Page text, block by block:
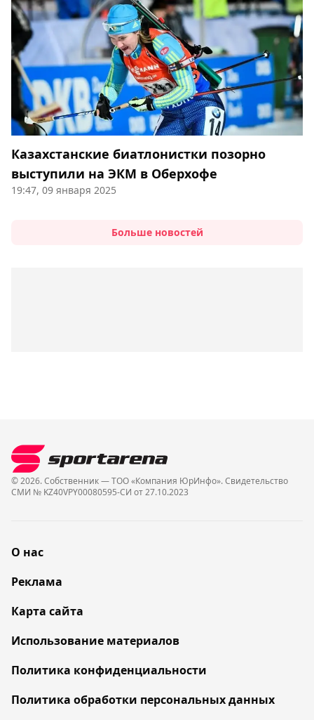
Казахстанские биатлонистки позорно
выступили на ЭКМ в Оберхофе
19:47, 09 января 2025
Больше новостей
© 2026. Собственник — ТОО «Компания ЮрИнфо». Cвидетельство
СМИ № KZ40VPY00080595-СИ от 27.10.2023
О нас
Реклама
Карта сайта
Использование материалов
Политика конфиденциальности
Политика обработки персональных данных